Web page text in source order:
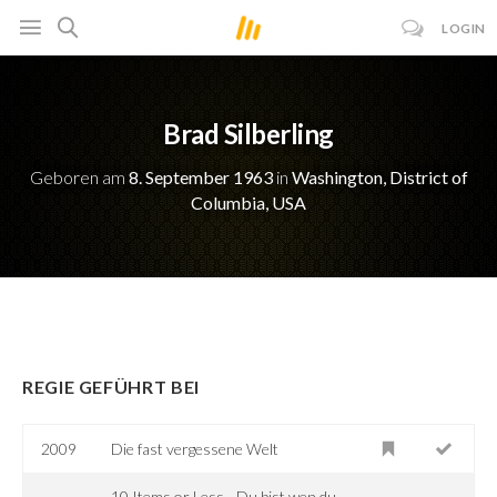
LOGIN
Brad Silberling
Geboren am 8. September 1963in Washington, District of
Columbia, USA
REGIE GEFÜHRT BEI
2009 Die fast vergessene Welt